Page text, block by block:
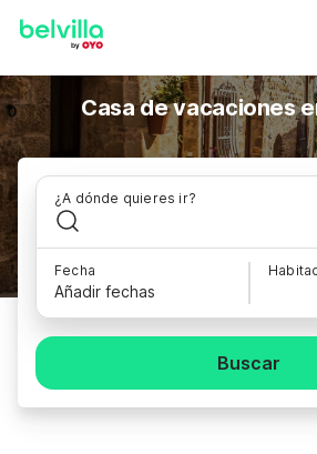
Casa de vacaciones
¿A dónde quieres ir?
Fecha
Añadir fechas
Buscar